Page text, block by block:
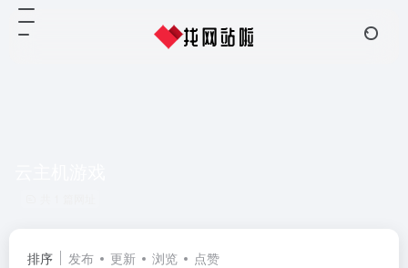
排序 发布 更新 浏览 点赞